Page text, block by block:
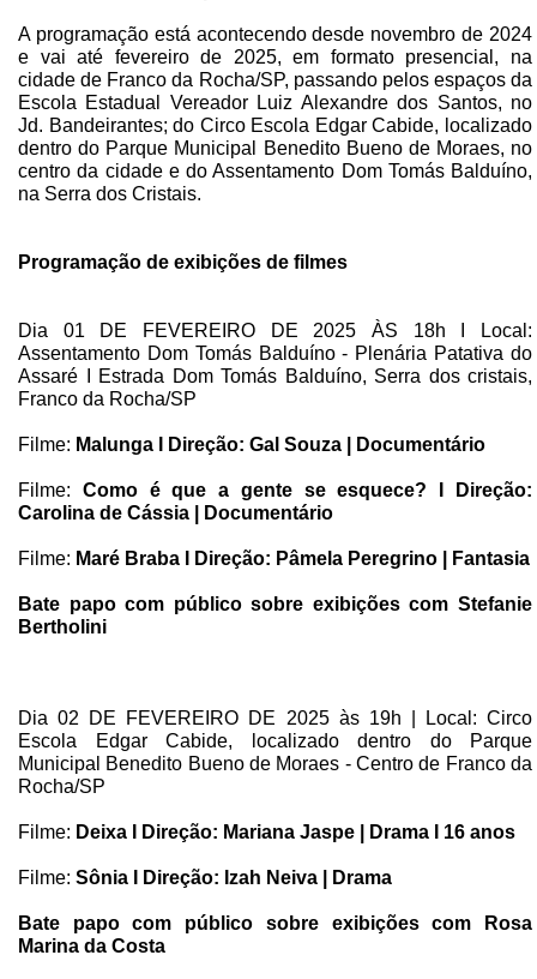
A programação está acontecendo desde novembro de 2024
e vai até fevereiro de 2025, em formato presencial, na
cidade de Franco da Rocha/SP, passando pelos espaços da
Escola Estadual Vereador Luiz Alexandre dos Santos, no
Jd. Bandeirantes; do Circo Escola Edgar Cabide, localizado
dentro do Parque Municipal Benedito Bueno de Moraes, no
centro da cidade e do Assentamento Dom Tomás Balduíno,
na Serra dos Cristais.
Programação de exibições de filmes
Dia 01 DE FEVEREIRO DE 2025 ÀS 18h I Local:
Assentamento Dom Tomás Balduíno - Plenária Patativa do
Assaré I Estrada Dom Tomás Balduíno, Serra dos cristais,
Franco da Rocha/SP
Filme: Malunga I Direção: Gal Souza | Documentário
Filme: Como é que a gente se esquece? I Direção:
Carolina de Cássia | Documentário
Filme: Maré Braba I Direção: Pâmela Peregrino | Fantasia
Bate papo com público sobre exibições com Stefanie
Bertholini
Dia 02 DE FEVEREIRO DE 2025 às 19h | Local: Circo
Escola Edgar Cabide, localizado dentro do Parque
Municipal Benedito Bueno de Moraes - Centro de Franco da
Rocha/SP
Filme: Deixa I Direção: Mariana Jaspe | Drama I 16 anos
Filme: Sônia I Direção: Izah Neiva | Drama
Bate papo com público sobre exibições com Rosa
Marina da Costa